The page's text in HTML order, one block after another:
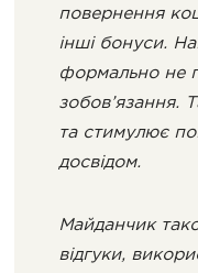
повернення
інші бонуси.
формально не
зобов’язання.
та стимулює
досвідом.
Майданчик
відгуки,